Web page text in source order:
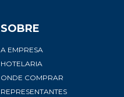
SOBRE
A EMPRESA
HOTELARIA
ONDE COMPRAR
REPRESENTANTES